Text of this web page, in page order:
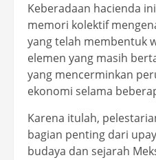
Keberadaan hacienda
memori kolektif
yang telah membentuk
elemen yang masih
yang mencerminkan
ekonomi selama
Karena itulah,
bagian penting dari
budaya dan sejarah